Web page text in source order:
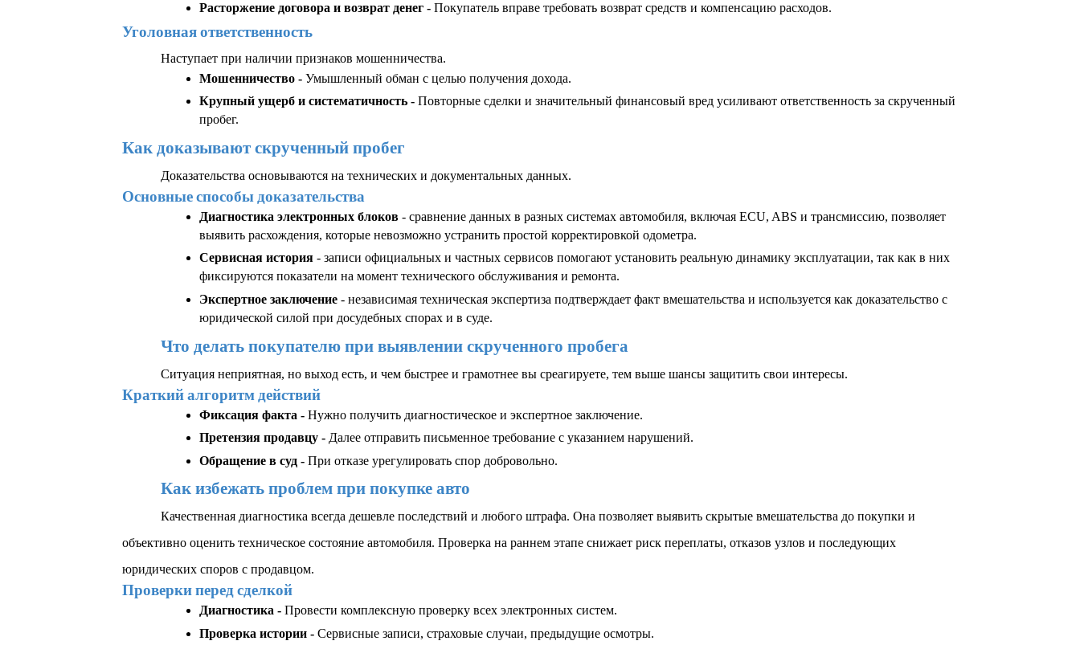
Расторжение договора и возврат денег - Покупатель вправе требовать возврат средств и компенсацию расходов.
Уголовная ответственность
Наступает при наличии признаков мошенничества.
Мошенничество - Умышленный обман с целью получения дохода.
Крупный ущерб и систематичность - Повторные сделки и значительный финансовый вред усиливают ответственность за скрученный
пробег.
Как доказывают скрученный пробег
Доказательства основываются на технических и документальных данных.
Основные способы доказательства
Диагностика электронных блоков - сравнение данных в разных системах автомобиля, включая ECU, ABS и трансмиссию, позволяет
выявить расхождения, которые невозможно устранить простой корректировкой одометра.
Сервисная история - записи официальных и частных сервисов помогают установить реальную динамику эксплуатации, так как в них
фиксируются показатели на момент технического обслуживания и ремонта.
Экспертное заключение - независимая техническая экспертиза подтверждает факт вмешательства и используется как доказательство с
юридической силой при досудебных спорах и в суде.
Что делать покупателю при выявлении скрученного пробега
Ситуация неприятная, но выход есть, и чем быстрее и грамотнее вы среагируете, тем выше шансы защитить свои интересы.
Краткий алгоритм действий
Фиксация факта - Нужно получить диагностическое и экспертное заключение.
Претензия продавцу - Далее отправить письменное требование с указанием нарушений.
Обращение в суд - При отказе урегулировать спор добровольно.
Как избежать проблем при покупке авто
Качественная диагностика всегда дешевле последствий и любого штрафа. Она позволяет выявить скрытые вмешательства до покупки и
объективно оценить техническое состояние автомобиля. Проверка на раннем этапе снижает риск переплаты, отказов узлов и последующих
юридических споров с продавцом.
Проверки перед сделкой
Диагностика - Провести комплексную проверку всех электронных систем.
Проверка истории - Сервисные записи, страховые случаи, предыдущие осмотры.